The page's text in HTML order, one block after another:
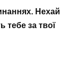
Нехай
тебе за твої